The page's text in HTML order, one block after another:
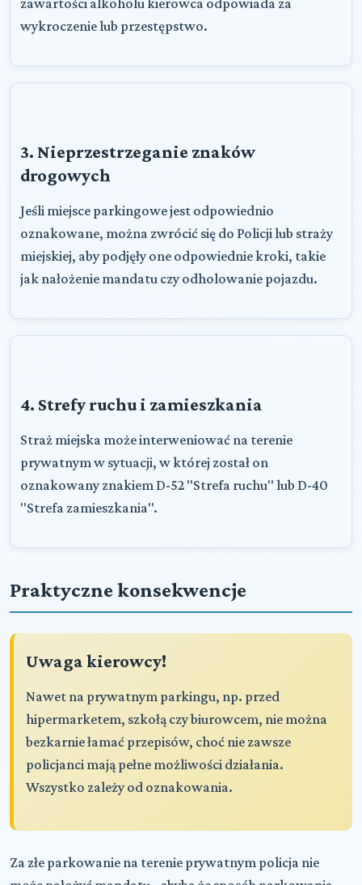
zawartości alkoholu kierowca odpowiada za
wykroczenie lub przestępstwo.
3. Nieprzestrzeganie znaków
drogowych
Jeśli miejsce parkingowe jest odpowiednio
oznakowane, można zwrócić się do Policji lub straży
miejskiej, aby podjęły one odpowiednie kroki, takie
jak nałożenie mandatu czy odholowanie pojazdu.
4. Strefy ruchu i zamieszkania
Straż miejska może interweniować na terenie
prywatnym w sytuacji, w której został on
oznakowany znakiem D-52 "Strefa ruchu" lub D-40
"Strefa zamieszkania".
Praktyczne konsekwencje
Uwaga kierowcy!
Nawet na prywatnym parkingu, np. przed
hipermarketem, szkołą czy biurowcem, nie można
bezkarnie łamać przepisów, choć nie zawsze
policjanci mają pełne możliwości działania.
Wszystko zależy od oznakowania.
Za złe parkowanie na terenie prywatnym policja nie